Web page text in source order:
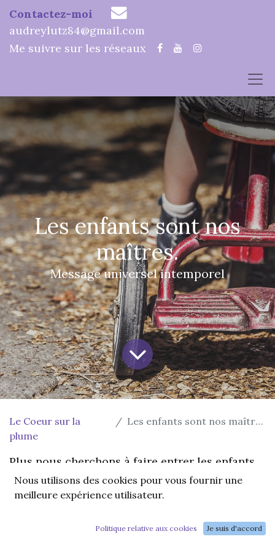
Contactez-moi
audreylutz84@gmail.com
Me suivre sur les réseaux
Les enfants sont nos
maîtres.
Message universel intemporel
Le Coeur sur la
plume
Les enfants sont nos maîtres.
Plus nous cherchons à faire entrer les enfants
dans les moules névrotiques de nos
constructions identitaires, plus nous nous
que nous aimerions voir éclore.
Nous utilisons des cookies pour vous fournir une
meilleure expérience utilisateur.
Politique relative aux cookies Je suis d'accord